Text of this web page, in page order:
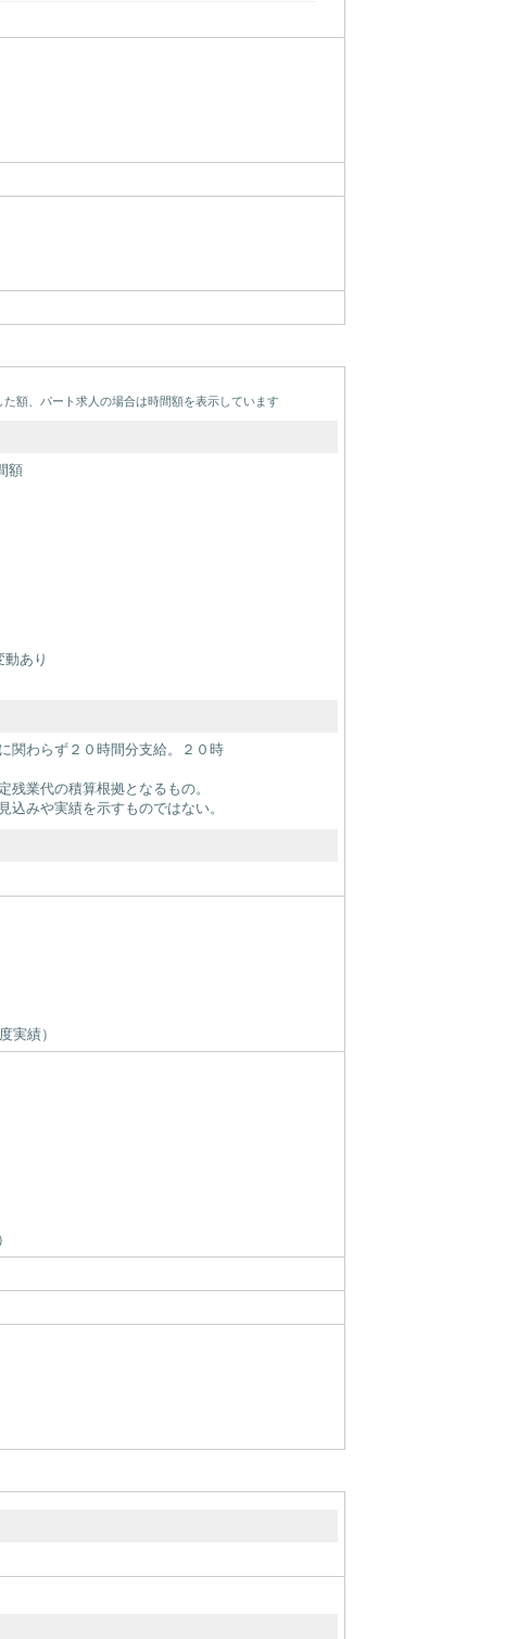
額、パート求人の場合は時間額を表示しています
額
あり
関わらず２０時間分支給。２０時
残業代の積算根拠となるもの。
みや実績を示すものではない。
実績）